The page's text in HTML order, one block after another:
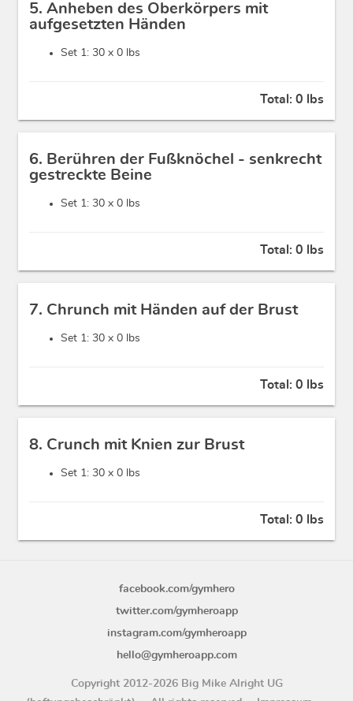
5. Anheben des Oberkörpers mit
aufgesetzten Händen
Set 1: 30 x 0 lbs
Total: 0 lbs
6. Berühren der Fußknöchel - senkrecht
gestreckte Beine
Set 1: 30 x 0 lbs
Total: 0 lbs
7. Chrunch mit Händen auf der Brust
Set 1: 30 x 0 lbs
Total: 0 lbs
8. Crunch mit Knien zur Brust
Set 1: 30 x 0 lbs
Total: 0 lbs
facebook.com/gymhero
twitter.com/gymheroapp
instagram.com/gymheroapp
hello@gymheroapp.com
Copyright 2012-2026 Big Mike Alright UG